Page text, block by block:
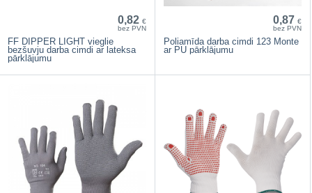
0,82 €
bez PVN
FF DIPPER LIGHT vieglie
bezšuvju darba cimdi ar lateksa
pārklājumu
0,87 €
bez PVN
Poliamīda darba cimdi 123 Monte
ar PU pārklājumu